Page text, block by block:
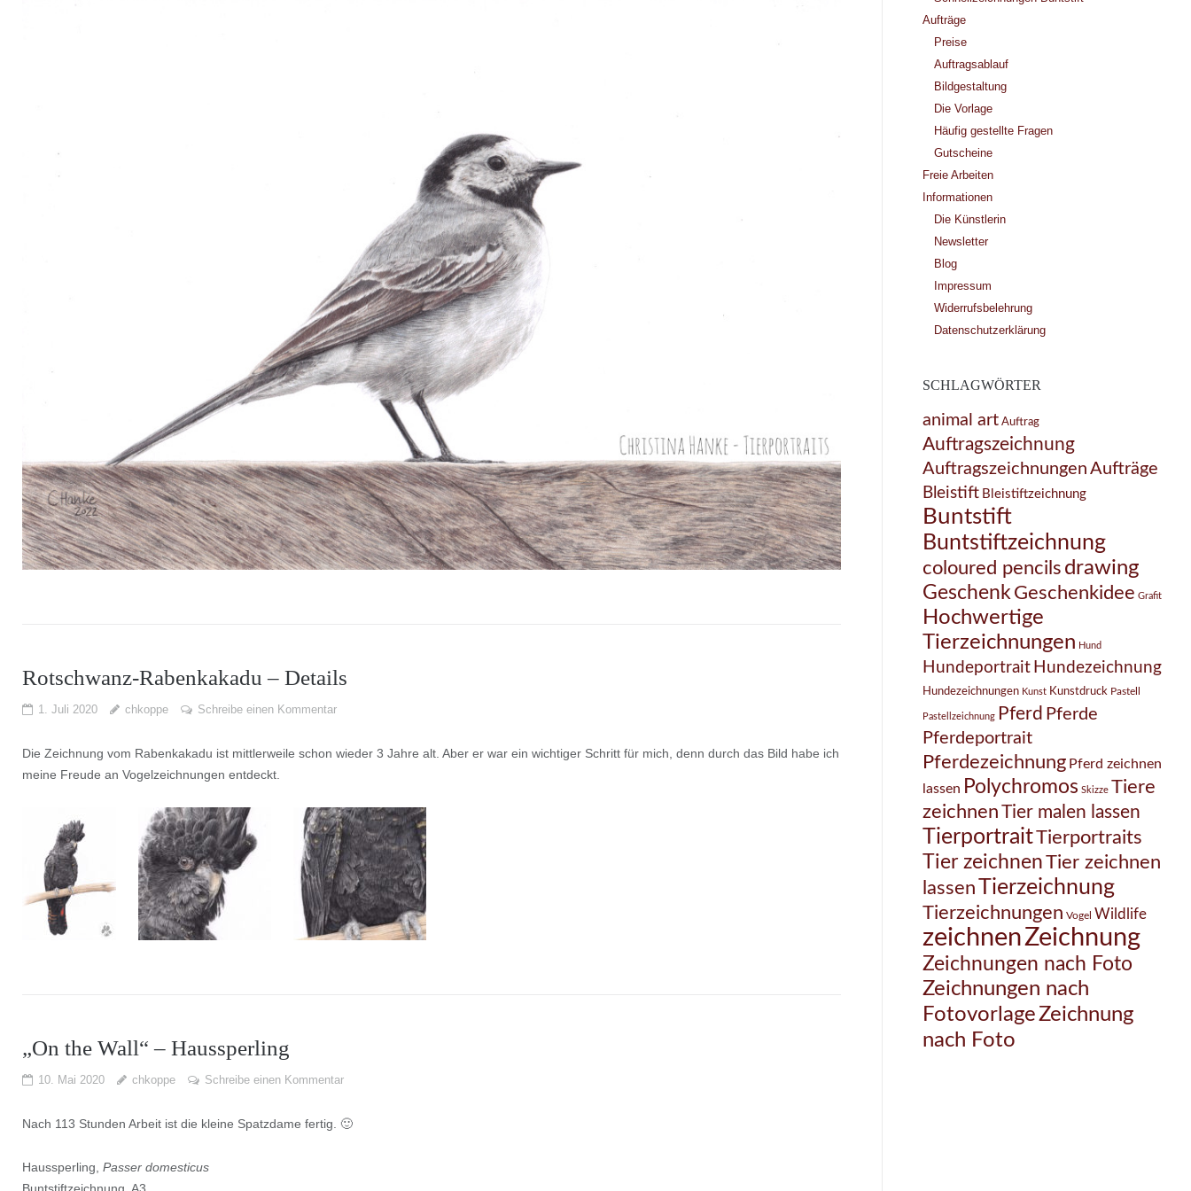
Rotschwanz-Rabenkakadu – Details
1. Juli 2020 chkoppe Schreibe einen Kommentar
Die Zeichnung vom Rabenkakadu ist mittlerweile schon wieder 3 Jahre alt. Aber er war ein wichtiger Schritt für mich, denn durch das Bild habe ich
meine Freude an Vogelzeichnungen entdeckt.
„On the Wall“ – Haussperling
10. Mai 2020 chkoppe Schreibe einen Kommentar
Nach 113 Stunden Arbeit ist die kleine Spatzdame fertig. 🙂
Haussperling, Passer domesticus
Buntstiftzeichnung, A3
Aufträge
Preise
Auftragsablauf
Bildgestaltung
Die Vorlage
Häufig gestellte Fragen
Gutscheine
Freie Arbeiten
Informationen
Die Künstlerin
Newsletter
Blog
Impressum
Widerrufsbelehrung
Datenschutzerklärung
SCHLAGWÖRTER
animal art Auftrag
Auftragszeichnung
Auftragszeichnungen Aufträge
Bleistift Bleistiftzeichnung
Buntstift
Buntstiftzeichnung
coloured pencils drawing
Geschenk Geschenkidee Grafit
Hochwertige
Tierzeichnungen Hund
Hundeportrait Hundezeichnung
Hundezeichnungen Kunst Kunstdruck Pastell
Pastellzeichnung Pferd Pferde
Pferdeportrait
Pferdezeichnung Pferd zeichnen
lassen Polychromos Skizze Tiere
zeichnenTier malen lassen
TierportraitTierportraits
Tier zeichnenTier zeichnen
lassenTierzeichnung
Tierzeichnungen Vogel Wildlife
zeichnenZeichnung
Zeichnungen nach Foto
Zeichnungen nach
FotovorlageZeichnung
nach Foto